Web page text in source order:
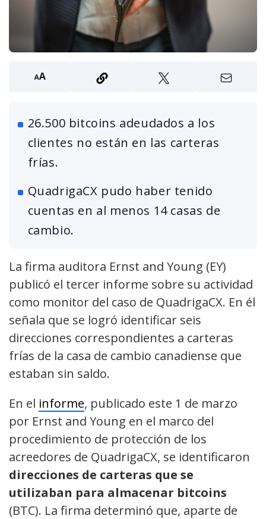
26.500 bitcoins adeudados a los
clientes no están en las carteras
frías.
QuadrigaCX pudo haber tenido
cuentas en al menos 14 casas de
cambio.
La firma auditora Ernst and Young (EY)
publicó el tercer informe sobre su actividad
como monitor del caso de QuadrigaCX. En él
señala que se logró identificar seis
direcciones correspondientes a carteras
frías de la casa de cambio canadiense que
estaban sin saldo.
En el informe, publicado este 1 de marzo
por Ernst and Young en el marco del
procedimiento de protección de los
acreedores de QuadrigaCX, se identificaron
direcciones de carteras que se
utilizaban para almacenar bitcoins
(BTC). La firma determinó que, aparte de